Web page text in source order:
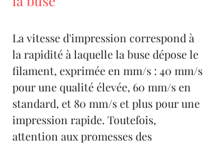
La vitesse d'impression correspond à
la rapidité à laquelle la buse dépose le
filament, exprimée en mm/s : 40 mm/s
pour une qualité élevée, 60 mm/s en
standard, et 80 mm/s et plus pour une
impression rapide. Toutefois,
attention aux promesses des